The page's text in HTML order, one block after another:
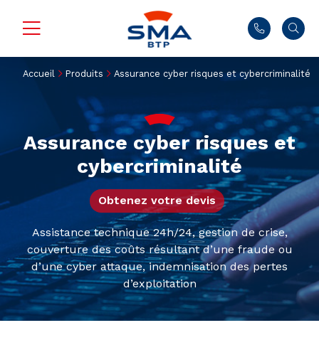
Accueil Produits Assurance cyber risques et cybercriminalité
Assurance cyber risques et
cybercriminalité
Obtenez votre devis
Assistance technique 24h/24, gestion de crise,
couverture des coûts résultant d’une fraude ou
d’une cyber attaque, indemnisation des pertes
d’exploitation